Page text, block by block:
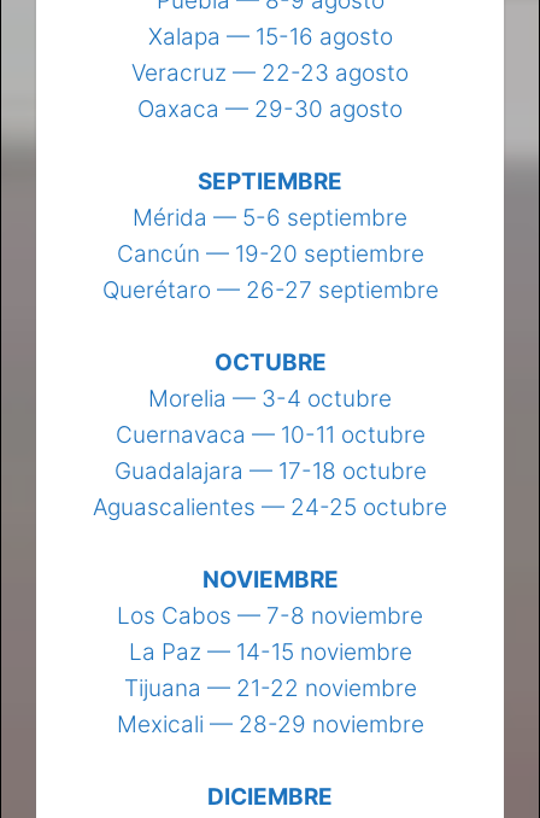
Xalapa — 15-16 agosto
Veracruz — 22-23 agosto
Oaxaca — 29-30 agosto
SEPTIEMBRE
Mérida — 5-6 septiembre
Cancún — 19-20 septiembre
Querétaro — 26-27 septiembre
OCTUBRE
Morelia — 3-4 octubre
Cuernavaca — 10-11 octubre
Guadalajara — 17-18 octubre
Aguascalientes — 24-25 octubre
NOVIEMBRE
Los Cabos — 7-8 noviembre
La Paz — 14-15 noviembre
Tijuana — 21-22 noviembre
Mexicali — 28-29 noviembre
DICIEMBRE